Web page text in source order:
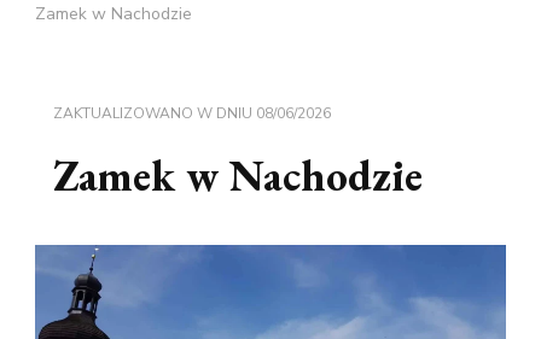
Zamek w Nachodzie
ZAKTUALIZOWANO W DNIU 08/06/2026
Zamek w Nachodzie